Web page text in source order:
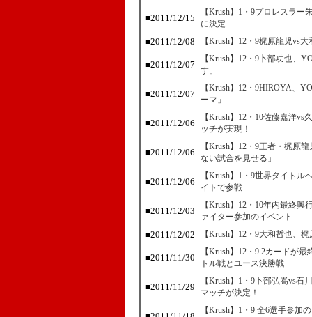
■2011/12/15
【Krush】1・9プロレスラ
に決定
■2011/12/08 【Krush】12・9梶原龍児vs
■2011/12/07
【Krush】12・9卜部功也、
す」
■2011/12/07
【Krush】12・9HIROYA、
ーマ」
■2011/12/06
【Krush】12・10佐藤嘉洋
ッチが実現！
■2011/12/06
【Krush】12・9王者・梶原
ない試合を見せる」
■2011/12/06
【Krush】1・9世界タイト
イトで参戦
■2011/12/03
【Krush】12・10年内最終
ァイター参加のイベント
■2011/12/02 【Krush】12・9大和哲也、
■2011/11/30
【Krush】12・9 2カードが
トル戦とユース決勝戦
■2011/11/29
【Krush】1・9卜部弘嵩vs
マッチが決定！
【Krush】1・9 全6選手参加